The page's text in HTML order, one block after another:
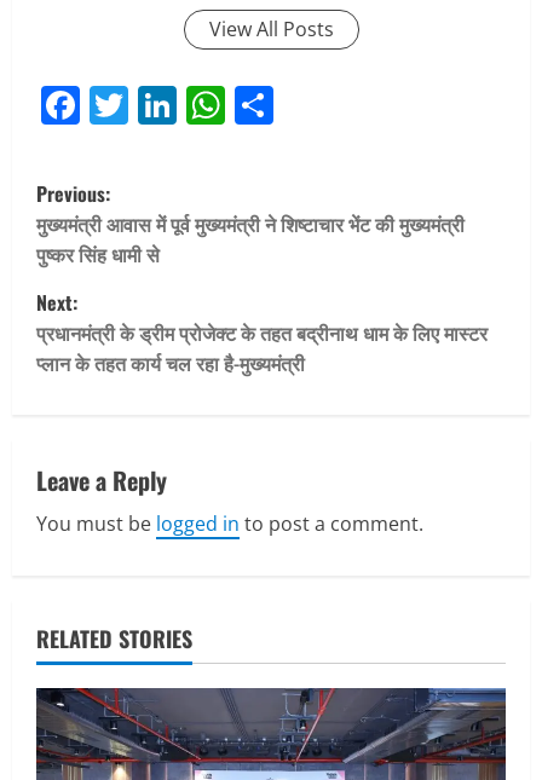
View All Posts
Facebook
Twitter
LinkedIn
WhatsApp
P
o
s
t
n
v
i
a
t
i
Previous:
मुख्यमंत्री आवास में पूर्व मुख्यमंत्री ने शिष्टाचार भेंट की मुख्यमंत्री
पुष्कर सिंह धामी से
Next:
प्रधानमंत्री के ड्रीम प्रोजेक्ट के तहत बद्रीनाथ धाम के लिए मास्टर
प्लान के तहत कार्य चल रहा है-मुख्यमंत्री
Leave a Reply
You must be logged in to post a comment.
RELATED STORIES